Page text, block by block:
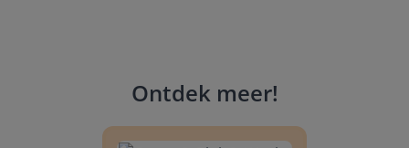
Ontdek meer!